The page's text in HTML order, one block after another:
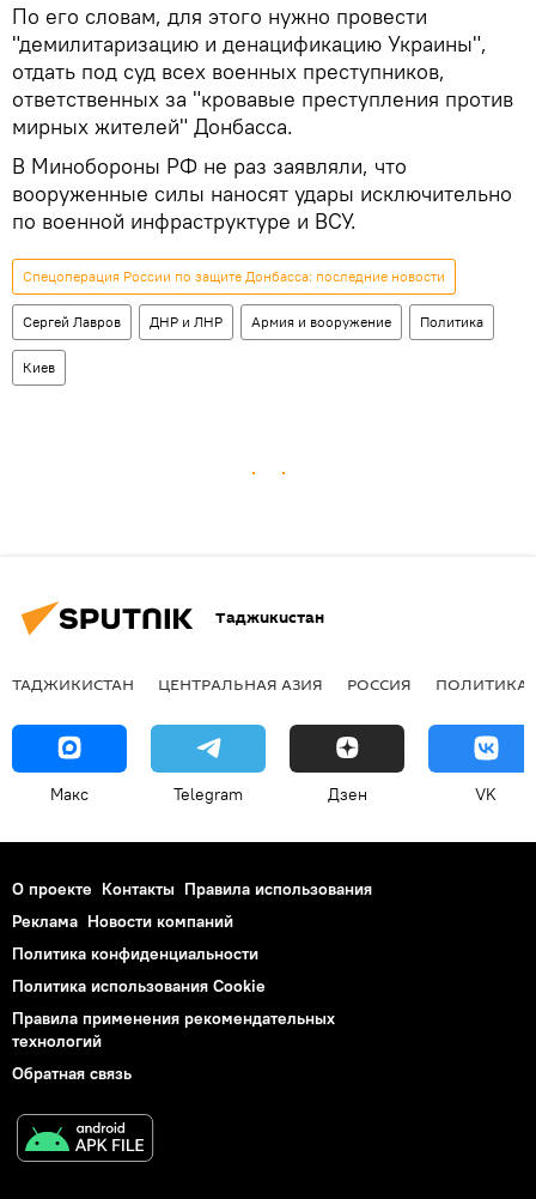
По его словам, для этого нужно провести
"демилитаризацию и денацификацию Украины",
отдать под суд всех военных преступников,
ответственных за "кровавые преступления против
мирных жителей" Донбасса.
В Минобороны РФ не раз заявляли, что
вооруженные силы наносят удары исключительно
по военной инфраструктуре и ВСУ.
Спецоперация России по защите Донбасса: последние новости
Сергей Лавров ДНР и ЛНР Армия и вооружение Политика
Киев
Таджикистан
ТАДЖИКИСТАН ЦЕНТРАЛЬНАЯ АЗИЯ РОССИЯ ПОЛИТИКА
Макс Telegram Дзен VK
О проекте Контакты Правила использования
Реклама Новости компаний
Политика конфиденциальности
Политика использования Cookie
Правила применения рекомендательных
технологий
Обратная связь